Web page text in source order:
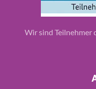
Wir sind Teilnehmer